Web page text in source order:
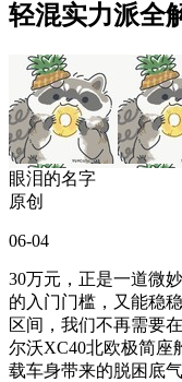
轻混实力派全
眼泪的名字
原创
06-04
30万元，正是一道微
的入门门槛，又能稳
区间，我们不再需要
尔沃XC40北欧极简座
载车身带来的脱困底